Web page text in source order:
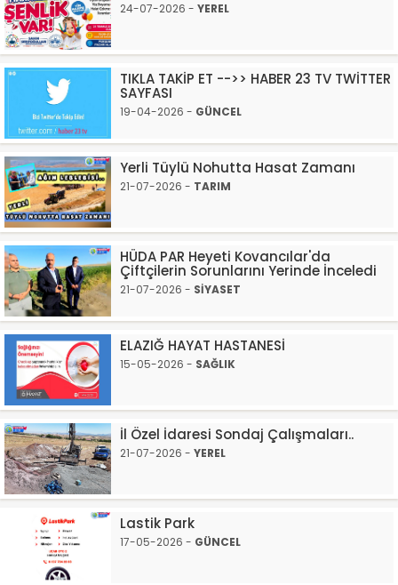
24-07-2026 - YEREL
TIKLA TAKİP ET -->> HABER 23 TV TWİTTER
SAYFASI
19-04-2026 - GÜNCEL
Yerli Tüylü Nohutta Hasat Zamanı
21-07-2026 - TARIM
HÜDA PAR Heyeti Kovancılar'da
Çiftçilerin Sorunlarını Yerinde İnceledi
21-07-2026 - SİYASET
ELAZIĞ HAYAT HASTANESİ
15-05-2026 - SAĞLIK
İl Özel İdaresi Sondaj Çalışmaları..
21-07-2026 - YEREL
Lastik Park
17-05-2026 - GÜNCEL